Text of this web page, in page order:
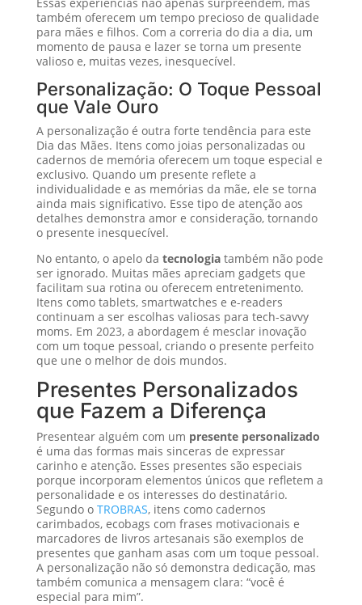
também oferecem um tempo precioso de qualidade
para mães e filhos. Com a correria do dia a dia, um
momento de pausa e lazer se torna um presente
valioso e, muitas vezes, inesquecível.
Personalização: O Toque Pessoal
que Vale Ouro
A personalização é outra forte tendência para este
Dia das Mães. Itens como joias personalizadas ou
cadernos de memória oferecem um toque especial e
exclusivo. Quando um presente reflete a
individualidade e as memórias da mãe, ele se torna
ainda mais significativo. Esse tipo de atenção aos
detalhes demonstra amor e consideração, tornando
o presente inesquecível.
No entanto, o apelo da tecnologiatambém não pode
ser ignorado. Muitas mães apreciam gadgets que
facilitam sua rotina ou oferecem entretenimento.
Itens como tablets, smartwatches e e-readers
continuam a ser escolhas valiosas para tech-savvy
moms. Em 2023, a abordagem é mesclar inovação
com um toque pessoal, criando o presente perfeito
que une o melhor de dois mundos.
Presentes Personalizados
que Fazem a Diferença
Presentear alguém com um presente personalizado
é uma das formas mais sinceras de expressar
carinho e atenção. Esses presentes são especiais
porque incorporam elementos únicos que refletem a
personalidade e os interesses do destinatário.
Segundo o TROBRAS, itens como cadernos
carimbados, ecobags com frases motivacionais e
marcadores de livros artesanais são exemplos de
presentes que ganham asas com um toque pessoal.
A personalização não só demonstra dedicação, mas
também comunica a mensagem clara: “você é
especial para mim”.